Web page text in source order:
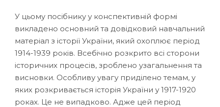
У цьому посібнику у конспективній формі
викладено основний та довідковий навчальний
матеріал з історії України, який охоплює період
1914-1939 років. Всебічно розкрито всі сторони
історичних процесів, зроблено узагальнення та
висновки. Особливу увагу приділено темам, у
яких розкривається історія України у 1917-1920
роках. Це не випадково. Адже цей період